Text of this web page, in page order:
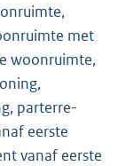
met
woonruimte,
parterre-
eerste
vanaf eerste